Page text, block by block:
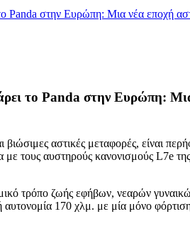
Panda στην Ευρώπη: Μια νέα εποχή
το Panda στην Ευρώπη:
αστικές μεταφορές, είναι
τους αυστηρούς κανονισμούς L7e
τρόπο ζωής εφήβων, νεαρών
170 χλμ. με μία μόνο